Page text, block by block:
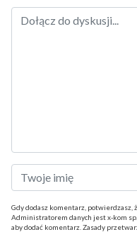
Gdy dodasz komentarz, potwierdzasz,
Administratorem danych jest x-kom sp.
aby dodać komentarz. Zasady